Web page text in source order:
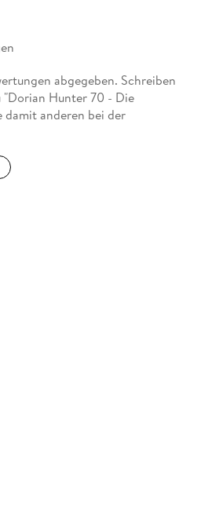
abgegeben. Schreiben
"Dorian Hunter 70 - Die
damit anderen bei der